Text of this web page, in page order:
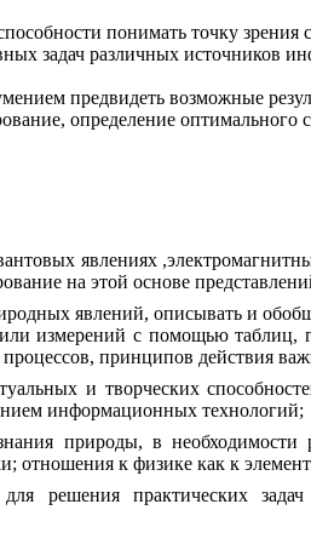
понимать точку
задач различных источников
предвидеть возможные
определение оптимального
явлениях
на этой основе
явлений, описывать и
измерений с помощью
принципов действия
и творческих
информационных технологий;
природы, в необходимости
отношения к физике как к
для решения практических